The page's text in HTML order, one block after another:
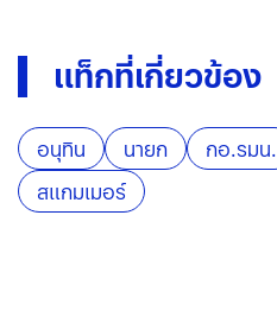
แท็กที่เกี่ยวข้อง
อนุทิน นายก กอ.รมน.
สแกมเมอร์